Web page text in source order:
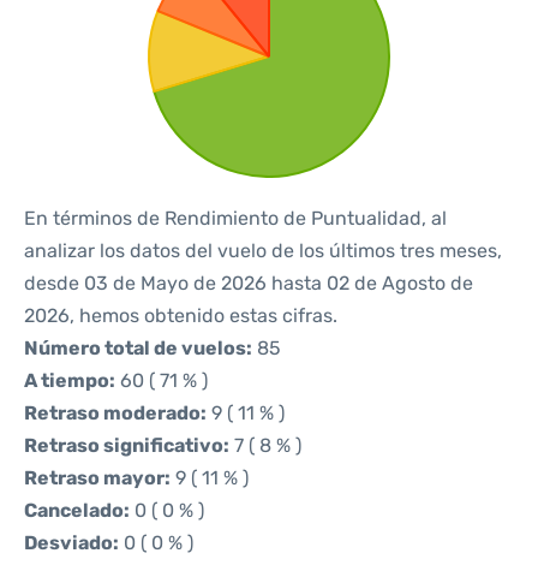
En términos de Rendimiento de Puntualidad, al
analizar los datos del vuelo de los últimos tres meses,
desde 03 de Mayo de 2026 hasta 02 de Agosto de
2026, hemos obtenido estas cifras.
Número total de vuelos: 85
A tiempo: 60 ( 71 % )
Retraso moderado: 9 ( 11 % )
Retraso significativo: 7 ( 8 % )
Retraso mayor: 9 ( 11 % )
Cancelado: 0 ( 0 % )
Desviado: 0 ( 0 % )